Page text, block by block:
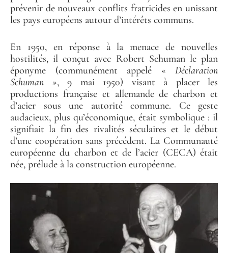
prévenir de nouveaux conflits fratricides en unissant
les pays européens autour d’intérêts communs.
En 1950, en réponse à la menace de nouvelles
hostilités, il conçut avec Robert Schuman le plan
éponyme (communément appelé « Déclaration
Schuman », 9 mai 1950) visant à placer les
productions française et allemande de charbon et
d’acier sous une autorité commune. Ce geste
audacieux, plus qu’économique, était symbolique : il
signifiait la fin des rivalités séculaires et le début
d’une coopération sans précédent. La Communauté
européenne du charbon et de l’acier (CECA) était
née, prélude à la construction européenne.